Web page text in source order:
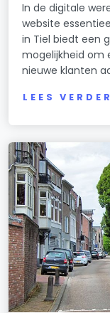
In de digitale
website
in Tiel biedt een
mogelijkheid om
nieuwe klanten
LEES VERDER